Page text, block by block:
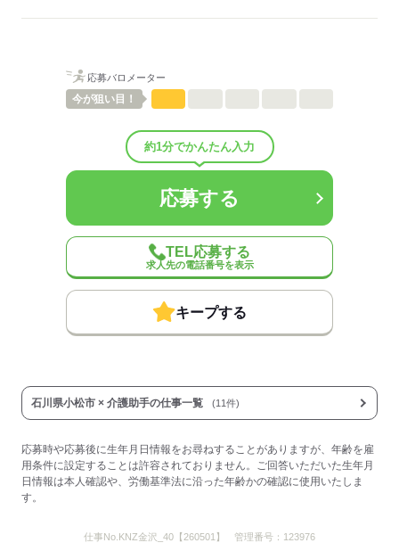
ひとりで
しずか
有料老人ホーム/デイサービス施設/グループホーム/特別養護老人ホ
ーム/病院など
10人
（男5：女5）
平均年齢
医療・介護・福祉関連
応募する
応募バロメーター
今が狙い目！
約1分でかんたん入力
応募する
TEL応募する
求人先の電話番号を表示
キープする
石川県小松市 × 介護助手の仕事一覧 (11件)
応募時や応募後に生年月日情報をお尋ねすることがありますが、年齢を雇
用条件に設定することは許容されておりません。ご回答いただいた生年月
日情報は本人確認や、労働基準法に沿った年齢かの確認に使用いたしま
す。
仕事No. KNZ金沢_40【260501】 管理番号： 123976